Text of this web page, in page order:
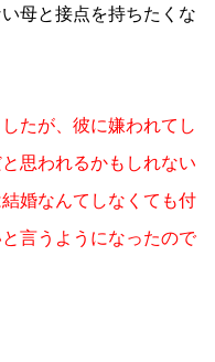
母と接点を持ちたくな
たが、彼に嫌われてし
思われるかもしれない
婚なんてしなくても付
言うようになったので